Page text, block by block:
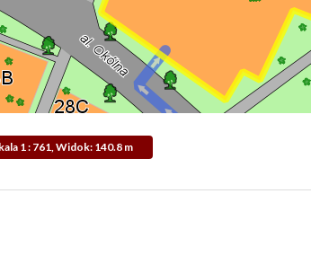
1 : 761, Widok: 140.8 m